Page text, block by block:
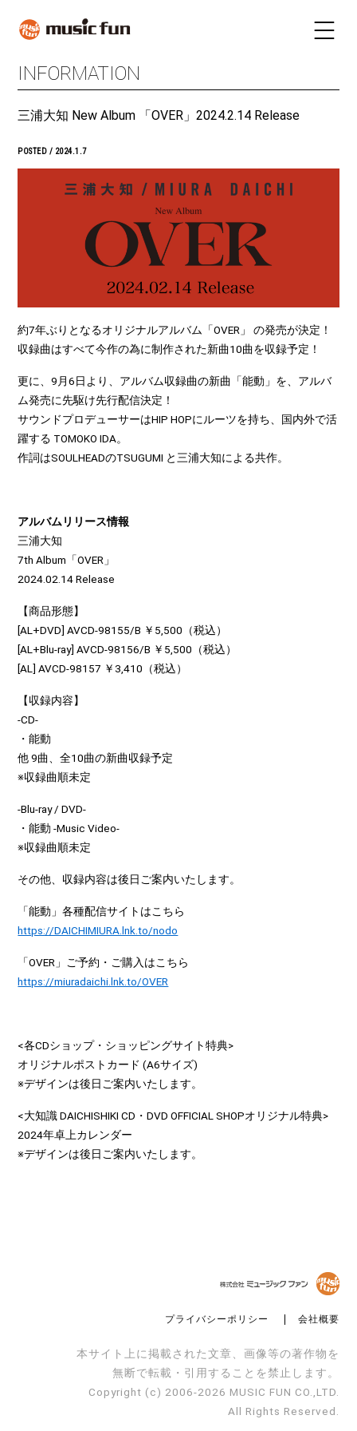
LIVE SCHEDULE
STAY INFORMATION
FUN RADIO
MAIL MAGAZINE
INFORMATION
三浦大知 New Album 「OVER」2024.2.14 Release
POSTED / 2024.1.7
約7年ぶりとなるオリジナルアルバム「OVER」 の発売が決定！
収録曲はすべて今作の為に制作された新曲10曲を収録予定！
更に、9月6日より、アルバム収録曲の新曲「能動」を、アルバ
ム発売に先駆け先行配信決定！
サウンドプロデューサーはHIP HOPにルーツを持ち、国内外で活
躍する TOMOKO IDA。
作詞はSOULHEADのTSUGUMI と三浦大知による共作。
アルバムリリース情報
三浦大知
7th Album「OVER」
2024.02.14 Release
【商品形態】
[AL+DVD] AVCD-98155/B ￥5,500（税込）
[AL+Blu-ray] AVCD-98156/B ￥5,500（税込）
[AL] AVCD-98157 ￥3,410（税込）
【収録内容】
-CD-
・能動
他 9曲、全10曲の新曲収録予定
※収録曲順未定
-Blu-ray / DVD-
・能動 -Music Video-
※収録曲順未定
その他、収録内容は後日ご案内いたします。
「能動」各種配信サイトはこちら
https://DAICHIMIURA.lnk.to/nodo
「OVER」ご予約・ご購入はこちら
https://miuradaichi.lnk.to/OVER
<各CDショップ・ショッピングサイト特典>
オリジナルポストカード (A6サイズ)
※デザインは後日ご案内いたします。
<大知識 DAICHISHIKI CD・DVD OFFICIAL SHOPオリジナル特典>
2024年卓上カレンダー
※デザインは後日ご案内いたします。
プライバシーポリシー 会社概要
本サイト上に掲載された文章、画像等の著作物を
無断で転載・引用することを禁止します。
Copyright (c) 2006-2026 MUSIC FUN CO.,LTD.
All Rights Reserved.